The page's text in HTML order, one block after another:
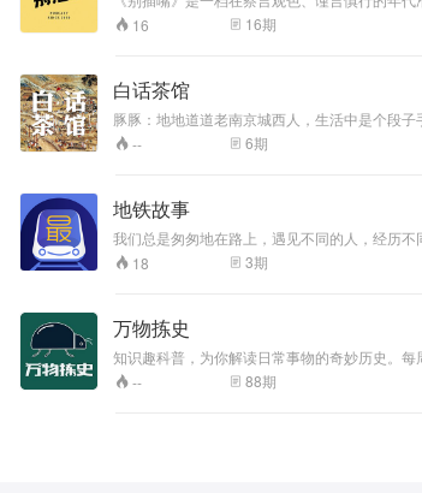
是一种陪伴。
16 16期
白话茶馆
豚豚：地地道道老南京城西人，生活中是个段
位逗比主播从南京秘闻聊到金陵旧事，美食，
-- 6期
地铁故事
我们总是匆匆地在路上，遇见不同的人，经历
18
3期
万物拣史
知识趣科普，为你解读日常事物的奇妙历史。每
--
88期